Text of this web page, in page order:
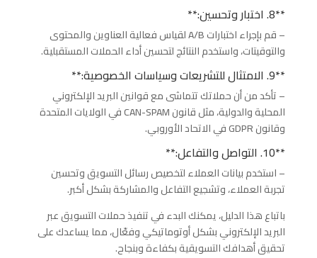
**8. اختبار وتحسين:**
– قم بإجراء اختبارات A/B لقياس فعالية العناوين والمحتوى
والتوقيتات، واستخدم النتائج لتحسين أداء الحملات المستقبلية.
**9. الامتثال للتشريعات وسياسات الخصوصية:**
– تأكد من أن حملاتك تتماشى مع قوانين البريد الإلكتروني
المحلية والدولية، مثل قانون CAN-SPAM في الولايات المتحدة
وقانون GDPR في الاتحاد الأوروبي.
**10. التواصل والتفاعل:**
– استخدم بيانات العملاء لتخصيص رسائل التسويق وتحسين
تجربة العملاء، وتشجيع التفاعل والمشاركة بشكل أكبر.
باتباع هذا الدليل، يمكنك البدء في تنفيذ حملات التسويق عبر
البريد الإلكتروني بشكل أوتوماتيكي وفعّال، مما يساعدك على
تحقيق أهدافك التسويقية بكفاءة وبنجاح.